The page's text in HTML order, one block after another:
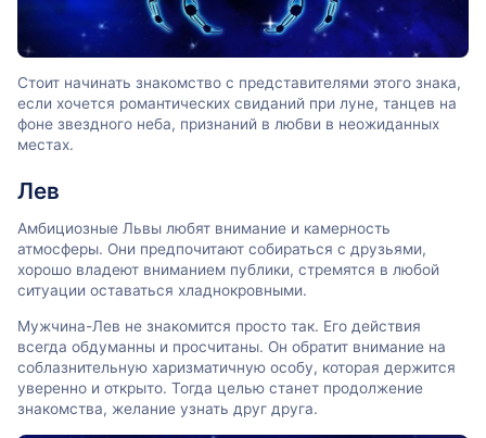
Стоит начинать знакомство с представителями этого знака,
если хочется романтических свиданий при луне, танцев на
фоне звездного неба, признаний в любви в неожиданных
местах.
Лев
Амбициозные Львы любят внимание и камерность
атмосферы. Они предпочитают собираться с друзьями,
хорошо владеют вниманием публики, стремятся в любой
ситуации оставаться хладнокровными.
Мужчина-Лев не знакомится просто так. Его действия
всегда обдуманны и просчитаны. Он обратит внимание на
соблазнительную харизматичную особу, которая держится
уверенно и открыто. Тогда целью станет продолжение
знакомства, желание узнать друг друга.